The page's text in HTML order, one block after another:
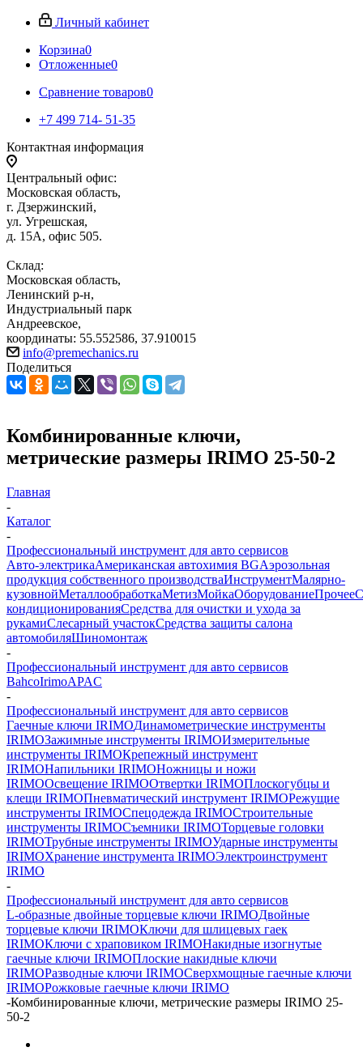
Личный кабинет
Корзина0
Отложенные0
Сравнение товаров0
+7 499 714- 51-35
Контактная информация
Центральный офис:
Московская область,
г. Дзержинский,
ул. Угрешская,
д. 15А, офис 505.
Склад:
Московская область,
Ленинский р-н,
Индустриальный парк
Андреевское,
координаты: 55.552586, 37.910015
info@premechanics.ru
Поделиться
Комбинированные ключи,
метрические размеры IRIMO 25-50-2
Главная
-
Каталог
-
Профессиональный инструмент для авто сервисов
Авто-электрикаАмериканская автохимия BGАэрозольная
продукция собственного производстваИнструментМалярно-
кузовнойМеталлообработкаМетизМойкаОборудованиеПрочее
кондиционированияСредства для очистки и ухода за
рукамиСлесарный участокСредства защиты салона
автомобиляШиномонтаж
-
Профессиональный инструмент для авто сервисов
BahcoIrimoAPAC
-
Профессиональный инструмент для авто сервисов
Гаечные ключи IRIMOДинамометрические инструменты
IRIMOЗажимные инструменты IRIMOИзмерительные
инструменты IRIMOКрепежный инструмент
IRIMOНапильники IRIMOНожницы и ножи
IRIMOОсвещение IRIMOОтвертки IRIMOПлоскогубцы и
клещи IRIMOПневматический инструмент IRIMOРежущие
инструменты IRIMOСпецодежда IRIMOСтроительные
инструменты IRIMOСъемники IRIMOТорцевые головки
IRIMOТрубные инструменты IRIMOУдарные инструменты
IRIMOХранение инструмента IRIMOЭлектроинструмент
IRIMO
-
Профессиональный инструмент для авто сервисов
L-образные двойные торцевые ключи IRIMOДвойные
торцевые ключи IRIMOКлючи для шлицевых гаек
IRIMOКлючи с храповиком IRIMOНакидные изогнутые
гаечные ключи IRIMOПлоские накидные ключи
IRIMOРазводные ключи IRIMOСверхмощные гаечные ключи
IRIMOРожковые гаечные ключи IRIMO
-Комбинированные ключи, метрические размеры IRIMO 25-
50-2